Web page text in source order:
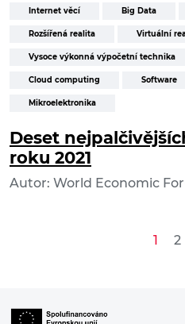
Internet věcí Big Data
Rozšířená realita Virtuální
Vysoce výkonná výpočetní technika
Cloud computing Software
Mikroelektronika
Deset
roku 2021
Autor: World Economic
1 2